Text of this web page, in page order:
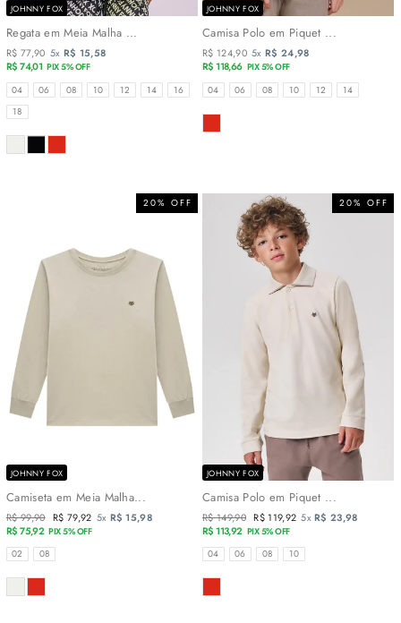
JOHNNY FOX
Regata em Meia Malha ...
R$ 77,90 5x R$ 15,58
R$ 74,01 PIX 5% OFF
TAMANHOS
04 06 08 10 12 14
16
18
COR
JOHNNY FOX
Camisa Polo em Piquet ...
R$ 124,90 5x R$ 24,98
R$ 118,66 PIX 5% OFF
TAMANHOS
04 06 08 10 12 14
COR
20% OFF
JOHNNY FOX
Camiseta em Meia Malha...
Preço
normal
R$ 99,90 Preço
promocional
R$ 79,92 5x R$ 15,98
R$ 75,92 PIX 5% OFF
TAMANHOS
02 08
COR
20% OFF
JOHNNY FOX
Camisa Polo em Piquet ...
Preço
normal
R$ 149,90 Preço
promocional
R$ 119,92 5xR$ 23,98
R$ 113,92 PIX 5% OFF
TAMANHOS
04 06 08 10
COR